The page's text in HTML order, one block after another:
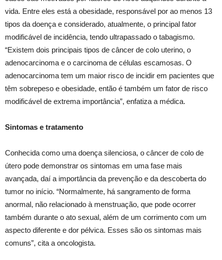
vida. Entre eles está a obesidade, responsável por ao menos 13
tipos da doença e considerado, atualmente, o principal fator
modificável de incidência, tendo ultrapassado o tabagismo.
“Existem dois principais tipos de câncer de colo uterino, o
adenocarcinoma e o carcinoma de células escamosas. O
adenocarcinoma tem um maior risco de incidir em pacientes que
têm sobrepeso e obesidade, então é também um fator de risco
modificável de extrema importância”, enfatiza a médica.
Sintomas e tratamento
Conhecida como uma doença silenciosa, o câncer de colo de
útero pode demonstrar os sintomas em uma fase mais
avançada, daí a importância da prevenção e da descoberta do
tumor no início. “Normalmente, há sangramento de forma
anormal, não relacionado à menstruação, que pode ocorrer
também durante o ato sexual, além de um corrimento com um
aspecto diferente e dor pélvica. Esses são os sintomas mais
comuns”, cita a oncologista.